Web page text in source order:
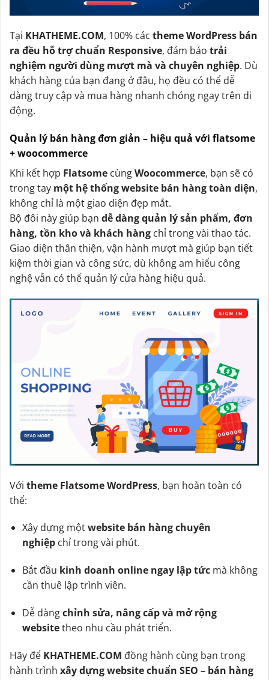
Tại KHATHEME.COM, 100% các theme WordPress bán
ra đều hỗ trợ chuẩn Responsive, đảm bảo trải
nghiệm người dùng mượt mà và chuyên nghiệp. Dù
khách hàng của bạn đang ở đâu, họ đều có thể dễ
dàng truy cập và mua hàng nhanh chóng ngay trên di
động.
Quản lý bán hàng đơn giản – hiệu quả với flatsome
+ woocommerce
Khi kết hợp Flatsome cùngWoocommerce, bạn sẽ có
trong tay một hệ thống website bán hàng toàn diện,
không chỉ là một giao diện đẹp mắt.
Bộ đôi này giúp bạn dễ dàng quản lý sản phẩm, đơn
hàng, tồn kho và khách hàng chỉ trong vài thao tác.
Giao diện thân thiện, vận hành mượt mà giúp bạn tiết
kiệm thời gian và công sức, dù không am hiểu công
nghệ vẫn có thể quản lý cửa hàng hiệu quả.
Với theme Flatsome WordPress, bạn hoàn toàn có
thể:
Xây dựng mộtwebsite bán hàng chuyên
nghiệpchỉ trong vài phút.
Bắt đầu kinh doanh online ngay lập tứcmà không
cần thuê lập trình viên.
Dễ dàngchỉnh sửa, nâng cấp và mở rộng
websitetheo nhu cầu phát triển.
Hãy để KHATHEME.COM đồng hành cùng bạn trong
hành trình xây dựng website chuẩn SEO – bán hàng